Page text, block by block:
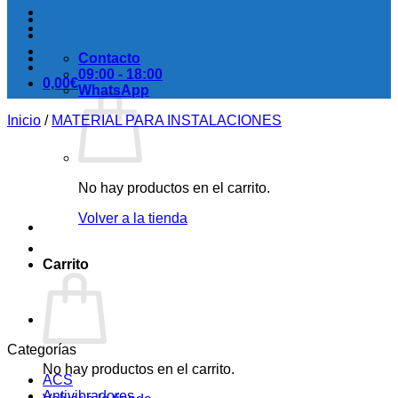
0,00€
No hay productos en el carrito.
Volver a la tienda
Carrito
No hay productos en el carrito.
Contacto
09:00 - 18:00
WhatsApp
Inicio / MATERIAL PARA INSTALACIONES
Categorías
ACS